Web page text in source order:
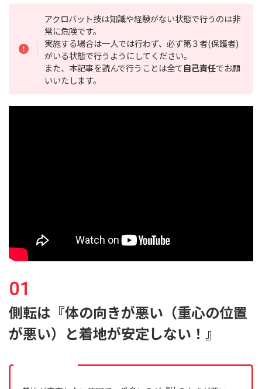
アクロバット技は知識や経験がない状態で行うのは非
常に危険です。
実施する場合は一人では行わず、必ず第３者(保護者)
がいる状態で行うようにしてください。
また、本記事を読んで行うことは全て自己責任でお願
いいたします。
側転は『体の向きが悪い（重心の位置
が悪い）と着地が安定しない！』